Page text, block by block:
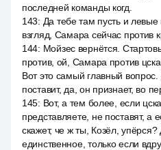
последней команды когд.
143: Да тебе там пусть и
взгляд, Самара сейчас против
144: Мойзес вернётся.
против, ой, Самара против
Вот это самый главный
поставит, да, он признает, во
145: Вот, а тем более, если
представляете, не поставят, а
скажет, че ж ты, Козёл,
единственное, только если